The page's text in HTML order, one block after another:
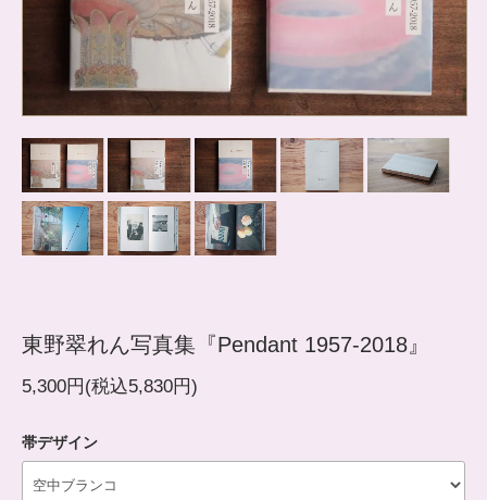
東野翠れん写真集『Pendant 1957-2018』
5,300円(税込5,830円)
帯デザイン